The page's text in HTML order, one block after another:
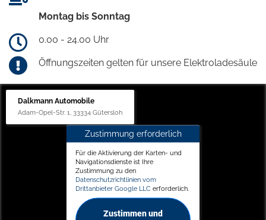
Montag bis Sonntag
0.00 - 24.00 Uhr
Öffnungszeiten gelten für unsere Elektroladesäule
Dalkmann Automobile
Adam-Opel-Str. 1, 33334 Gütersloh
Zustimmung erforderlich
Für die Aktivierung der Karten- und
Navigationsdienste ist Ihre
Zustimmung zu den
Datenschutzrichtlinien vom
Drittanbieter Google LLC erforderlich.
Zustimmen und